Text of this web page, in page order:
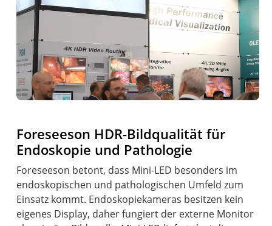
Foreseeson HDR-Bildqualität für
Endoskopie und Pathologie
Foreseeson betont, dass Mini-LED besonders im
endoskopischen und pathologischen Umfeld zum
Einsatz kommt. Endoskopiekameras besitzen kein
eigenes Display, daher fungiert der externe Monitor